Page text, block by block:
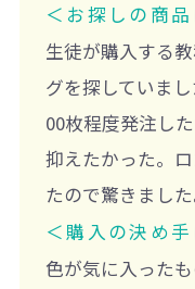
＜お探しの商
生徒が購入する
グを探していま
00枚程度発注し
抑えたかった。
たので驚きました
＜購入の決め
色が気に入った